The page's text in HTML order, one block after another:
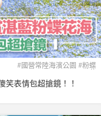
#國營常陸海濱公園 #粉蝶
花
笑表情包超搶鏡！！